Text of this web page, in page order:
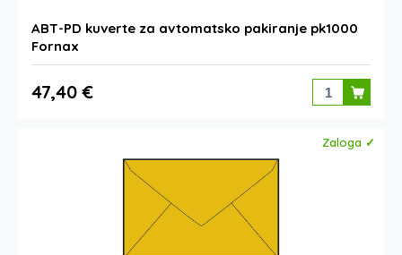
ABT-PD kuverte za avtomatsko pakiranje pk1000
Fornax
47,40 €
Zaloga ✓